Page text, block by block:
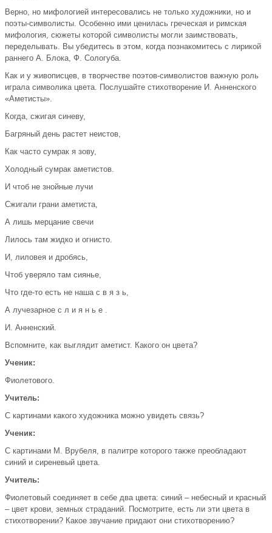
Верно, но мифологией интересовались не только художники, но и
поэты-символисты. Особенно ими ценилась греческая и римская
мифология, сюжеты которой символисты могли заимствовать,
переделывать. Вы убедитесь в этом, когда познакомитесь с лирикой
раннего А. Блока, Ф. Сологуба.
Как и у живописцев, в творчестве поэтов-символистов важную роль
играла символика цвета. Послушайте стихотворение И. Анненского
«Аметисты».
Когда, сжигая синеву,
Багряный день растет неистов,
Как часто сумрак я зову,
Холодный сумрак аметистов.
И чтоб не знойные лучи
Сжигали грани аметиста,
А лишь мерцание свечи
Лилось там жидко и огнисто.
И, лиловея и дробясь,
Чтоб уверяло там сиянье,
Что где-то есть не наша с в я з ь,
А лучезарное с л и я н ь е .
И. Анненский.
Вспомните, как выглядит аметист. Какого он цвета?
Ученик:
Фиолетового.
Учитель:
С картинами какого художника можно увидеть связь?
Ученик:
С картинами М. Врубеля, в палитре которого также преобладают
синий и сиреневый цвета.
Учитель:
Фиолетовый соединяет в себе два цвета: синий – небесный и красный
– цвет крови, земных страданий. Посмотрите, есть ли эти цвета в
стихотворении? Какое звучание придают они стихотворению?